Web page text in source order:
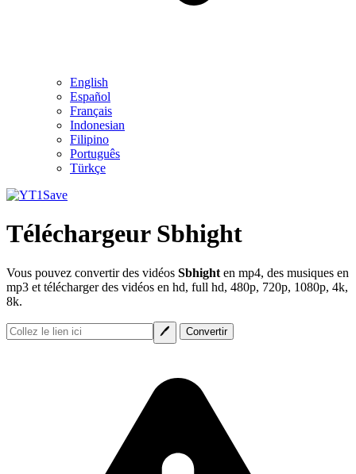
English
Español
Français
Indonesian
Filipino
Português
Türkçe
Téléchargeur Sbhight
Vous pouvez convertir des vidéos Sbhight en mp4, des musiques en
mp3 et télécharger des vidéos en hd, full hd, 480p, 720p, 1080p, 4k,
8k.